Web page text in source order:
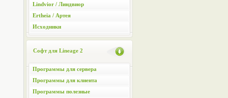
Lindvior / Линдвиор
Ertheia / Артея
Исходники
Софт для Lineage 2
Программы для сервера
Программы для клиента
Программы полезные